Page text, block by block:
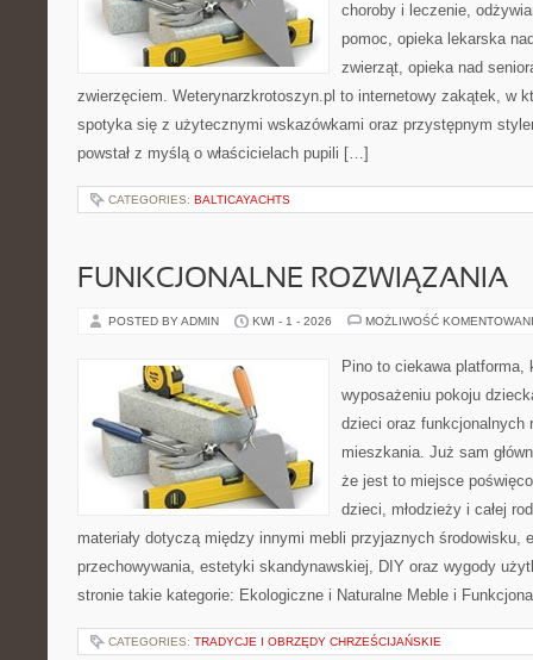
choroby i leczenie,
pomoc, opieka lekarska
zwierząt, opieka nad
zwierzęciem. Weterynarzkrotoszyn.pl to internetowy zakątek, w
spotyka się z użytecznymi wskazówkami oraz przystępnym
powstał z myślą o właścicielach pupili […]
CATEGORIES: BALTICAYACHTS
FUNKCJONALNE ROZWIĄZANIA
POSTED BY ADMIN KWI - 1 - 2026 MOŻLIWOŚĆ
Pino to ciekawa platforma,
wyposażeniu pokoju
dzieci oraz funkcjonalnych
mieszkania. Już sam
że jest to miejsce
dzieci, młodzieży i całej
materiały dotyczą między innymi mebli przyjaznych środowisku,
przechowywania, estetyki skandynawskiej, DIY oraz wygody
stronie takie kategorie: Ekologiczne i Naturalne Meble i
CATEGORIES: TRADYCJE I OBRZĘDY CHRZEŚCIJAŃSKIE